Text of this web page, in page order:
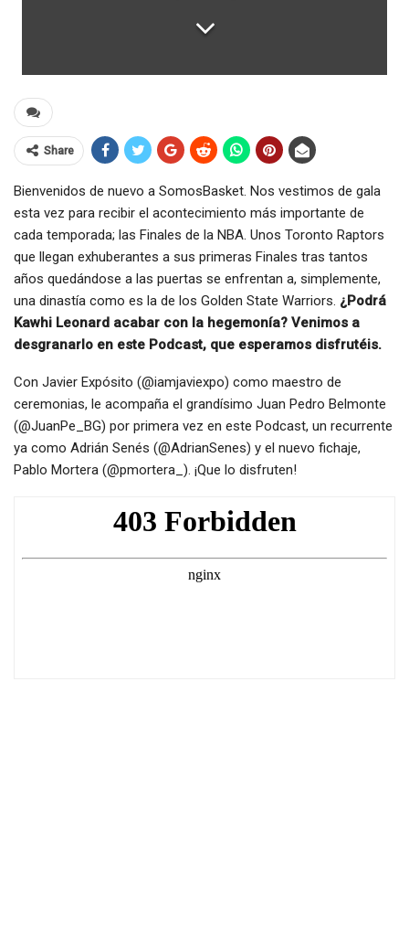
Share
Bienvenidos de nuevo a SomosBasket. Nos vestimos de gala
esta vez para recibir el acontecimiento más importante de
cada temporada; las Finales de la NBA. Unos Toronto Raptors
que llegan exhuberantes a sus primeras Finales tras tantos
años quedándose a las puertas se enfrentan a, simplemente,
una dinastía como es la de los Golden State Warriors. ¿Podrá
Kawhi Leonard acabar con la hegemonía? Venimos a
desgranarlo en este Podcast, que esperamos disfrutéis.
Con Javier Expósito (@iamjaviexpo) como maestro de
ceremonias, le acompaña el grandísimo Juan Pedro Belmonte
(@JuanPe_BG) por primera vez en este Podcast, un recurrente
ya como Adrián Senés (@AdrianSenes) y el nuevo fichaje,
Pablo Mortera (@pmortera_). ¡Que lo disfruten!